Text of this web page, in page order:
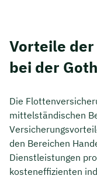
Vorteile
bei der
Die
mittelständischen
den Bereichen
Dienstleistungen
kosteneffizienten